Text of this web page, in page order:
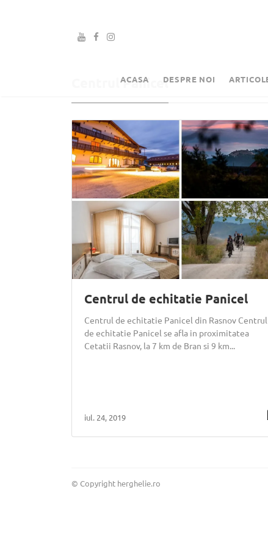
ACASA DESPRE NOI
Centrul Panicel
Centrul de echitatie Panicel
Centrul de echitatie Panicel din Rasnov Centrul
de echitatie Panicel se afla in proximitatea
Cetatii Rasnov, la 7 km de Bran si 9 km...
iul. 24, 2019
© Copyright herghelie.ro